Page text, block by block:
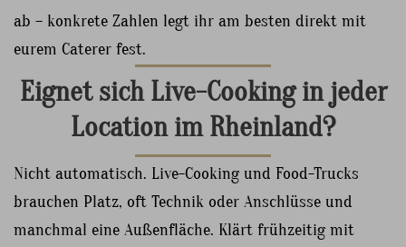
ab – konkrete Zahlen legt ihr am besten direkt mit
eurem Caterer fest.
Eignet sich Live-Cooking in jeder
Location im Rheinland?
Nicht automatisch. Live-Cooking und Food-Trucks
brauchen Platz, oft Technik oder Anschlüsse und
manchmal eine Außenfläche. Klärt frühzeitig mit